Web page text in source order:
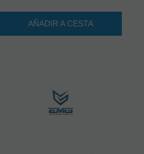
AÑADIR A CESTA